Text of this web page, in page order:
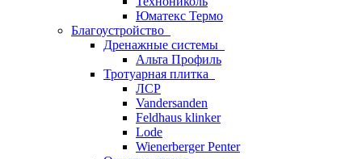
Юматекс Термо
Благоустройство
Дренажные системы
Альта Профиль
Тротуарная плитка
ЛСР
Vandersanden
Feldhaus klinker
Lode
Wienerberger Penter